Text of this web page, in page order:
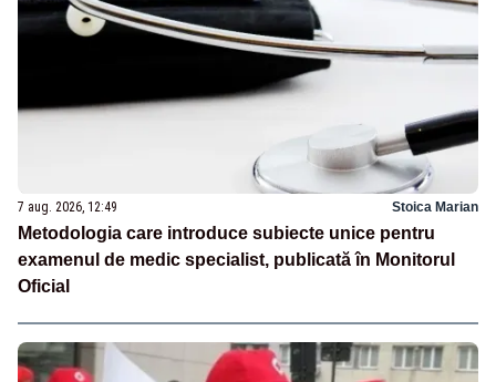
7 aug. 2026, 12:49 Stoica Marian
Metodologia care introduce subiecte unice pentru
examenul de medic specialist, publicată în Monitorul
Oficial